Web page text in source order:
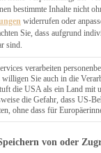
bestimmte Inhalte nicht
widerrufen oder
Sie, dass aufgrund
sind.
verarbeiten
willigen Sie auch in die
die USA als ein Land mit
die Gefahr, dass US-
ohne dass für
finden Sie eine
von oder